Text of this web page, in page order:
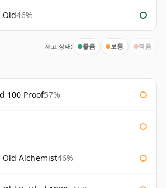
Old46%
재고 상태: 좋음 보통 적음
100 Proof57%
Old Alchemist46%